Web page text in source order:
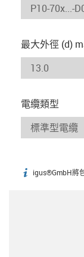
最大外徑 (d)
電纜類型
igus-icon-info
igus®GmbH將